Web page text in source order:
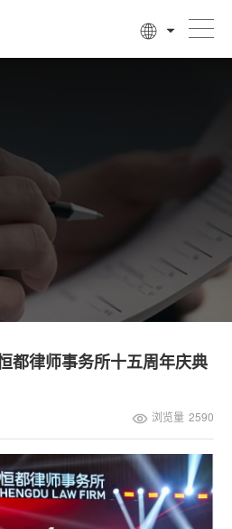
都律师事务所十五周年庆典
浏览量 2590